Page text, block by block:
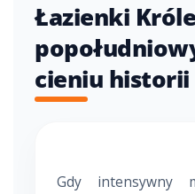
Łazienki
cieniu historii
Gdy intensywny